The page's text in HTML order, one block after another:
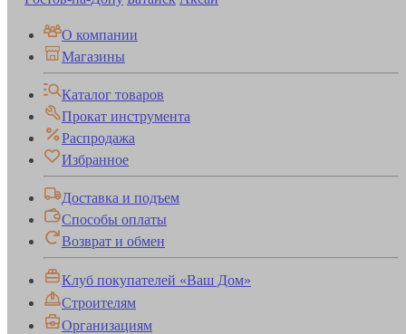
О компании
Магазины
Каталог товаров
Прокат инструмента
Распродажа
Избранное
Доставка и подъем
Способы оплаты
Возврат и обмен
Клуб покупателей «Ваш Дом»
Строителям
Организациям